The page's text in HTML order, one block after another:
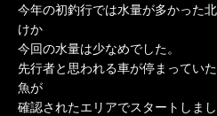
今年の初釣行では水量が多かった
けか
今回の水量は少なめでした。
先行者と思われる車が停まってい
魚が
確認されたエリアでスタートしまし